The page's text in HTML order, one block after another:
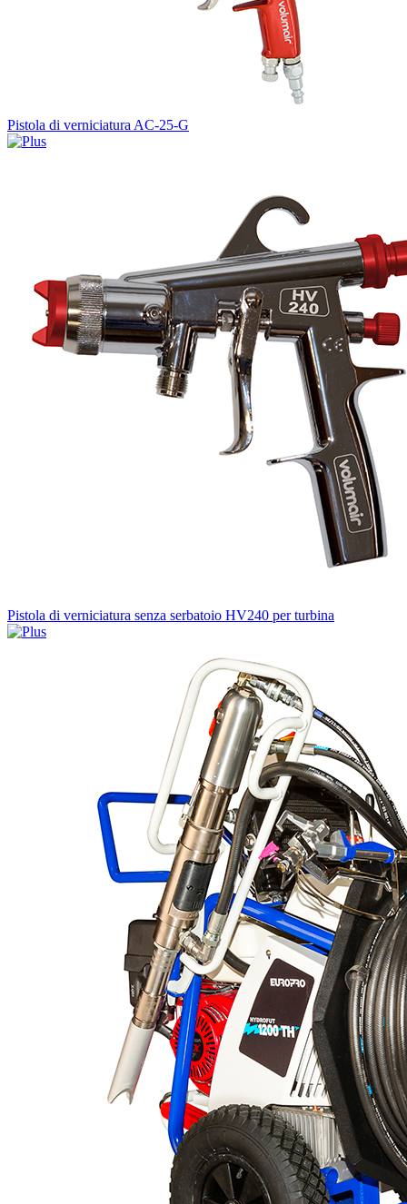
Pistola di verniciatura AC-25-G
Pistola di verniciatura senza serbatoio HV240 per turbina